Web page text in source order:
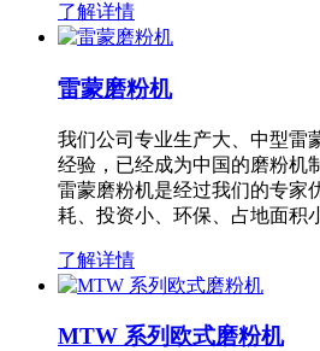
了解详情
雷蒙磨粉机
我们公司专业生产大、中型雷
经验，已经成为中国的磨粉机
雷蒙磨粉机是经过我们的专家
耗、投资小、环保、占地面积
了解详情
MTW 系列欧式磨粉机